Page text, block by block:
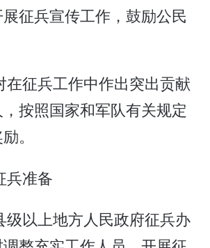
征兵宣传工作，鼓励公民
在征兵工作中作出突出贡献
按照国家和军队有关规定
。
兵准备
级以上地方人民政府征兵办